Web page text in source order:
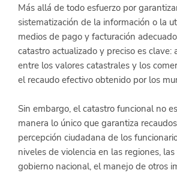
Más allá de todo esfuerzo por
sistematización de la información o la
medios de pago y facturación
catastro actualizado y preciso es clave:
entre los valores catastrales y los
el recaudo efectivo obtenido por los
Sin embargo, el catastro funcional no
manera lo único que garantiza
percepción ciudadana de los
niveles de violencia en las regiones,
gobierno nacional, el manejo de otros